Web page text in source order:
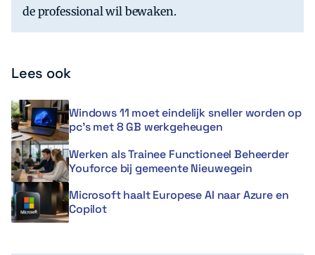
de professional wil bewaken.
Lees ook
Windows 11 moet eindelijk sneller worden op
pc’s met 8 GB werkgeheugen
Werken als Trainee Functioneel Beheerder
Youforce bij gemeente Nieuwegein
Microsoft haalt Europese AI naar Azure en
Copilot